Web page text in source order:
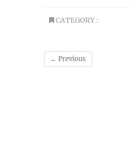
CATEGORY :
← Previous